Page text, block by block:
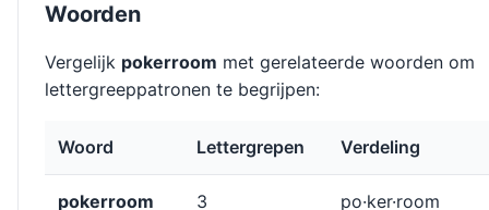
Woorden
Vergelijk pokerroom met gerelateerde woorden om
lettergreeppatronen te begrijpen:
Woord Lettergrepen Verdeling
pokerroom 3 po·ker·room